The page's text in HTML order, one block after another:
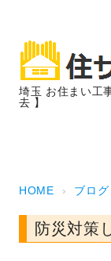
埼玉 お住まい工
去 】
HOME › ブログ
防災対策